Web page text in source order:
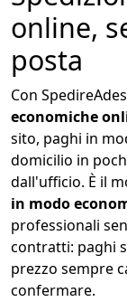
online,
posta
Con
economiche
sito, paghi in
domicilio in
dall'ufficio. È il
in modo
professionali
contratti: paghi
prezzo sempre
confermare.